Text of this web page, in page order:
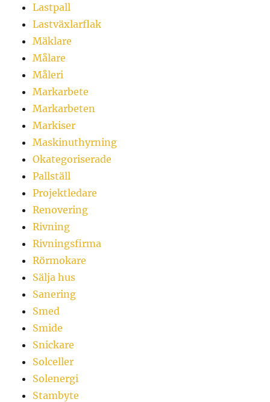
Lastpall
Lastväxlarflak
Mäklare
Målare
Måleri
Markarbete
Markarbeten
Markiser
Maskinuthyrning
Okategoriserade
Pallställ
Projektledare
Renovering
Rivning
Rivningsfirma
Rörmokare
Sälja hus
Sanering
Smed
Smide
Snickare
Solceller
Solenergi
Stambyte